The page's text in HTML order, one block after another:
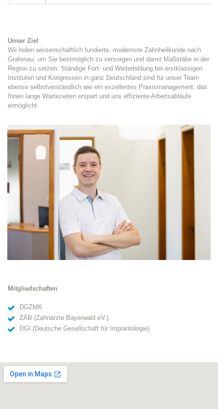
Unser Ziel
Wir holen wissenschaftlich fundierte, modernste Zahnheilkunde nach
Grafenau, um Sie bestmöglich zu versorgen und damit Maßstäbe in der
Region zu setzen. Ständige Fort- und Weiterbildung bei erstklassigen
Instituten und Kongressen in ganz Deutschland sind für unser Team
ebenso selbstverständlich wie ein exzellentes Praxismanagement, das
Ihnen lange Wartezeiten erspart und uns effiziente Arbeitsabläufe
ermöglicht
Mitgliedschaften
DGZMK
ZÄB (Zahnärzte Bayerwald eV.)
DGI (Deutsche Gesellschaft für Implantologie)